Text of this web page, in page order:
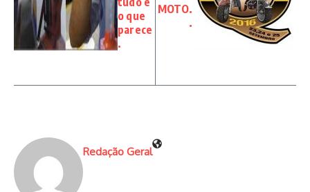
o que
parece
.
MOTO.
.
Redação Geral